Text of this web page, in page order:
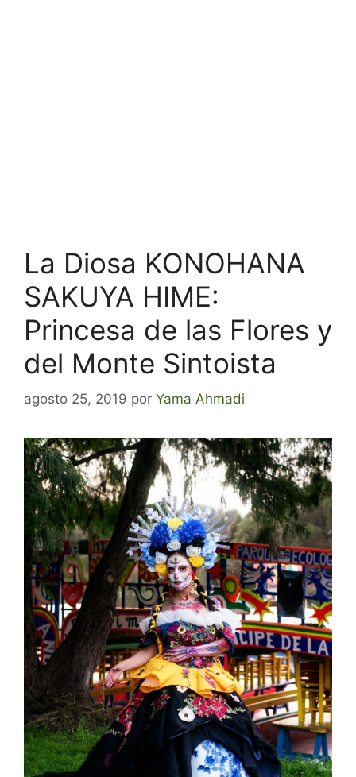
La Diosa KONOHANA
SAKUYA HIME:
Princesa de las Flores y
del Monte Sintoista
agosto 25, 2019 por Yama Ahmadi